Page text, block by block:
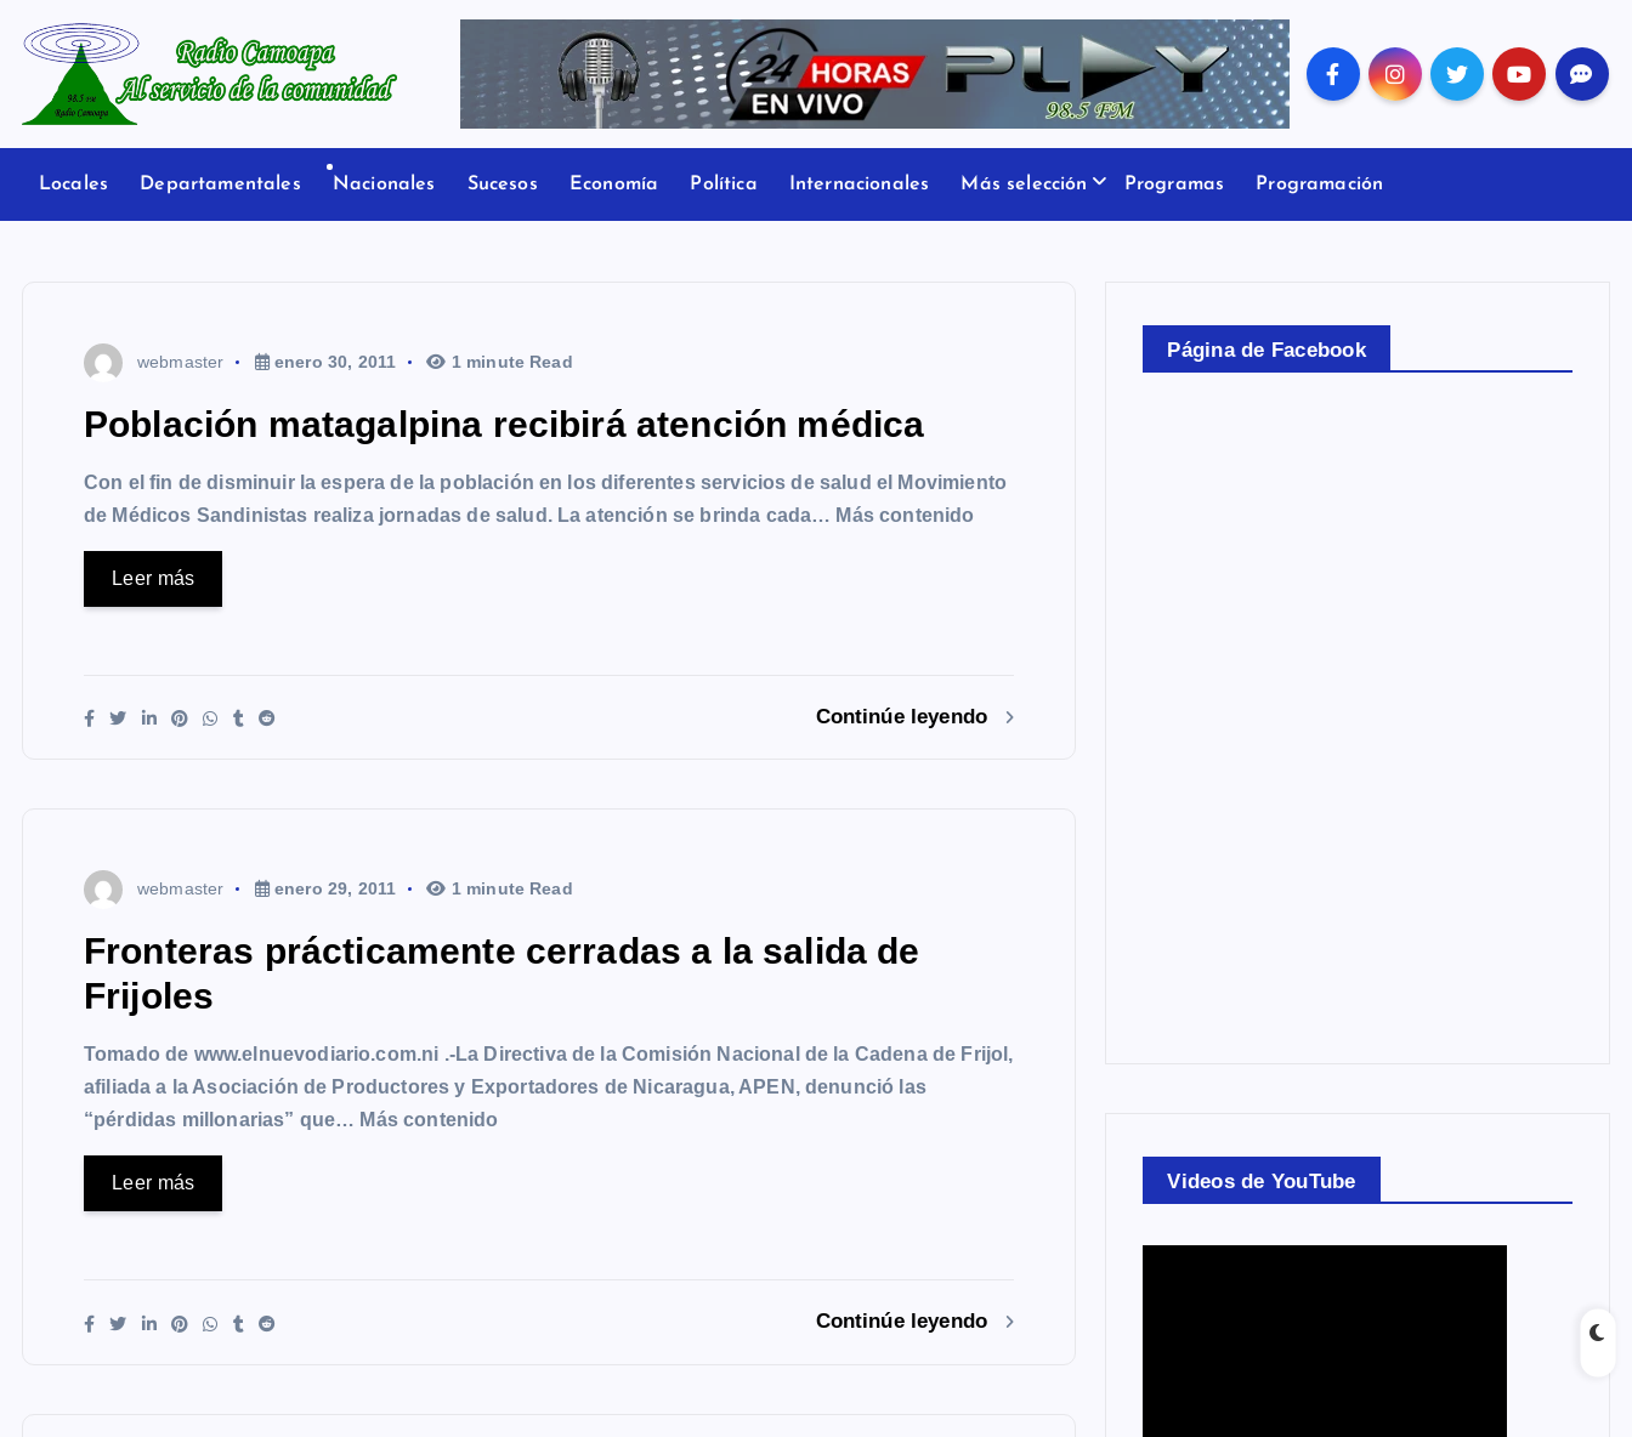
a
Locales Departamentales Nacionales Sucesos Economía Política Internacionales Más selección Programas Programación
webmaster enero 30, 2011 1 minute Read
Población matagalpina recibirá atención médica
Con el fin de disminuir la espera de la población en los diferentes servicios de salud el Movimiento
de Médicos Sandinistas realiza jornadas de salud. La atención se brinda cada… Más contenido
Leer más
Continúe leyendo
webmaster enero 29, 2011 1 minute Read
Fronteras prácticamente cerradas a la salida de
Frijoles
Tomado de www.elnuevodiario.com.ni .-La Directiva de la Comisión Nacional de la Cadena de Frijol,
afiliada a la Asociación de Productores y Exportadores de Nicaragua, APEN, denunció las
“pérdidas millonarias” que… Más contenido
Leer más
Continúe leyendo
Página de Facebook
Videos de YouTube